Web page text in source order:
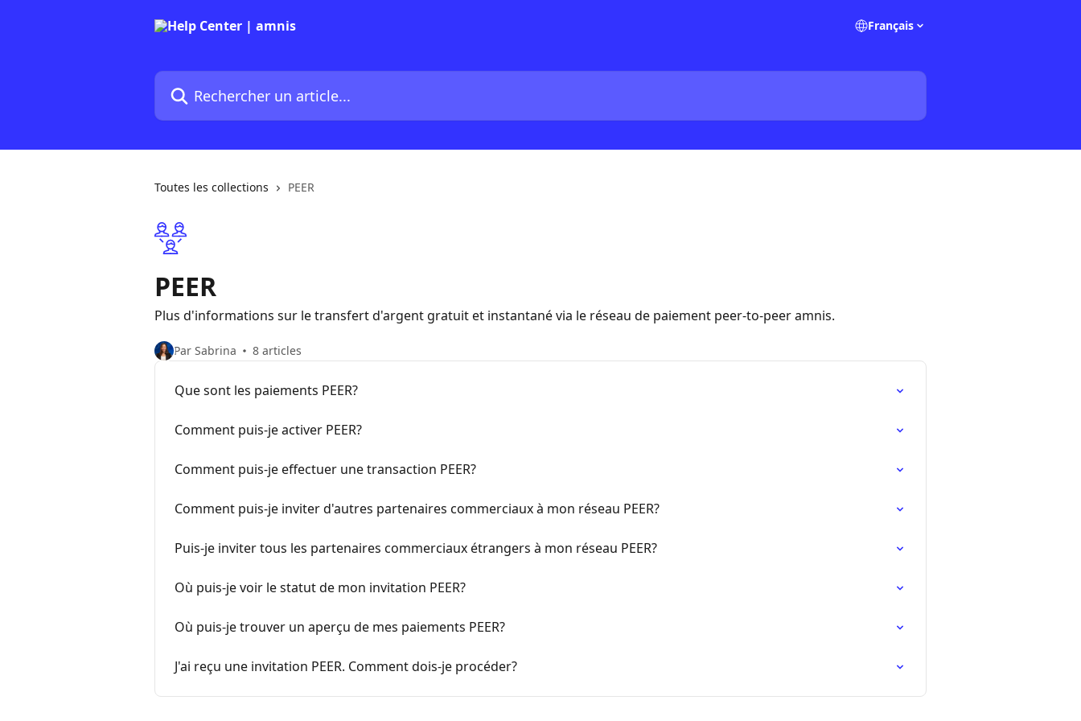
Français
Rechercher un article...
Toutes les collections PEER
PEER
Plus d'informations sur le transfert d'argent gratuit et instantané via le réseau de paiement peer-to-peer amnis.
Par Sabrina 8 articles
Que sont les paiements PEER?
Comment puis-je activer PEER?
Comment puis-je effectuer une transaction PEER?
Comment puis-je inviter d'autres partenaires commerciaux à mon réseau PEER?
Puis-je inviter tous les partenaires commerciaux étrangers à mon réseau PEER?
Où puis-je voir le statut de mon invitation PEER?
Où puis-je trouver un aperçu de mes paiements PEER?
J'ai reçu une invitation PEER. Comment dois-je procéder?